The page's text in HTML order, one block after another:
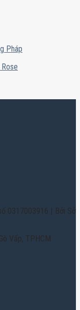
Pháp
0317003916 | Bởi Sở
Vấp, TPHCM